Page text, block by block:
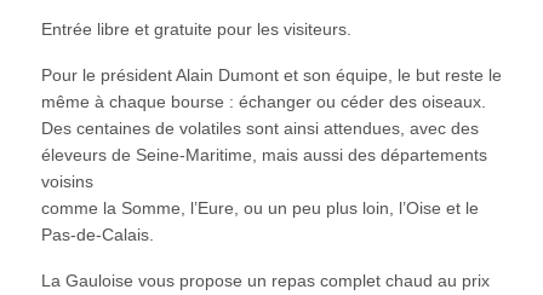
Entrée libre et gratuite pour les visiteurs.
Pour le président Alain Dumont et son équipe, le but reste le
même à chaque bourse : échanger ou céder des oiseaux.
Des centaines de volatiles sont ainsi attendues, avec des
éleveurs de Seine-Maritime, mais aussi des départements
voisins
comme la Somme, l’Eure, ou un peu plus loin, l’Oise et le
Pas-de-Calais.
La Gauloise vous propose un repas complet chaud au prix